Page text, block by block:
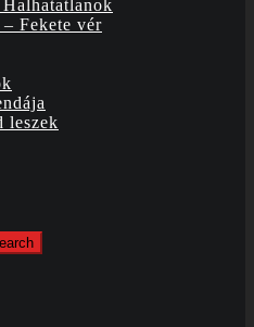
Fekete vér
leszek